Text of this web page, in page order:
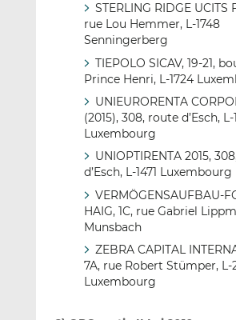
STERLING RIDGE UCITS
rue Lou Hemmer, L-1748
Senningerberg
TIEPOLO SICAV, 19-21,
Prince Henri, L-1724
UNIEURORENTA
(2015), 308, route d’Esch, L-
Luxembourg
UNIOPTIRENTA 2015,
d’Esch, L-1471 Luxembourg
VERMÖGENSAUFBAU-
HAIG, 1C, rue Gabriel
Munsbach
ZEBRA CAPITAL
7A, rue Robert Stümper, L-
Luxembourg